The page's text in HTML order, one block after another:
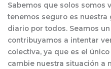
Sabemos que solos somos
tenemos seguro es nuestra
diario por todos. Seamos
contribuyamos a intentar
colectiva, ya que es el
cambie nuestra situación a